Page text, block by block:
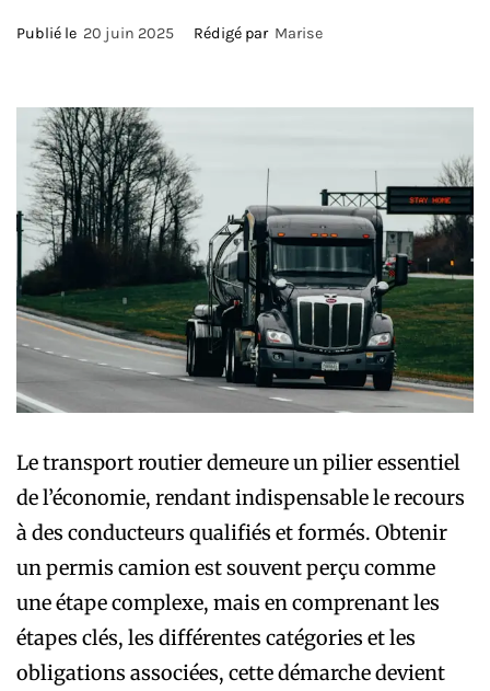
Publié le 20 juin 2025 Rédigé par Marise
Le transport routier demeure un pilier essentiel
de l’économie, rendant indispensable le recours
à des conducteurs qualifiés et formés. Obtenir
un permis camion est souvent perçu comme
une étape complexe, mais en comprenant les
étapes clés, les différentes catégories et les
obligations associées, cette démarche devient